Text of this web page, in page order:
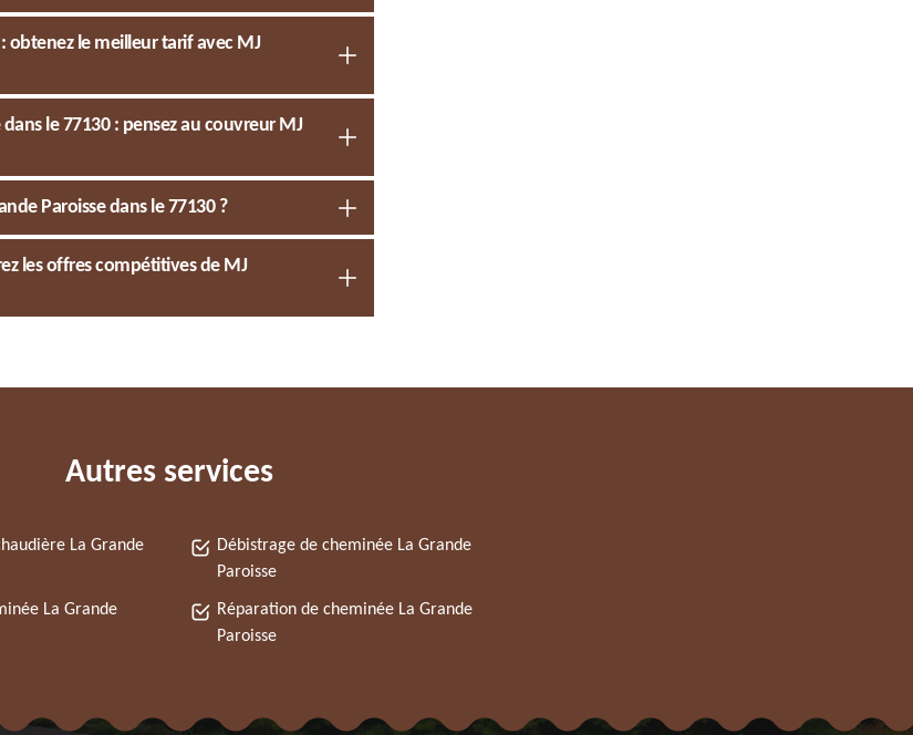
obtenez le meilleur tarif avec MJ
le 77130 : pensez au couvreur MJ
Paroisse dans le 77130 ?
les offres compétitives de MJ
Autres services
La Grande
La Grande
Débistrage de cheminée La Grande
Paroisse
Réparation de cheminée La Grande
Paroisse